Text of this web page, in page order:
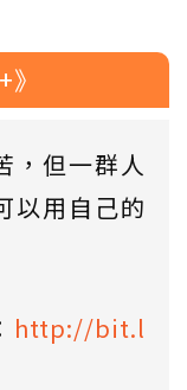
，但一群人
以用自己的
http://bit.l